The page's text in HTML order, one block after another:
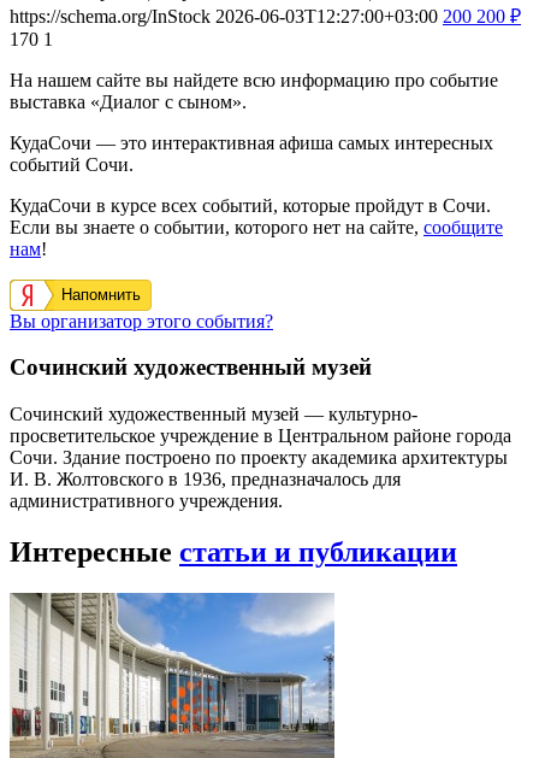
https://schema.org/InStock 2026-06-03T12:27:00+03:00 200 200 ₽
170 1
На нашем сайте вы найдете всю информацию про событие
выставка «Диалог с сыном».
КудаСочи — это интерактивная афиша самых интересных
событий Сочи.
КудаСочи в курсе всех событий, которые пройдут в Сочи.
Если вы знаете о событии, которого нет на сайте, сообщите
нам!
Напомнить
Вы организатор этого события?
Сочинский художественный музей
Сочинский художественный музей — культурно-
просветительское учреждение в Центральном районе города
Сочи. Здание построено по проекту академика архитектуры
И. В. Жолтовского в 1936, предназначалось для
административного учреждения.
Интересные статьи и публикации